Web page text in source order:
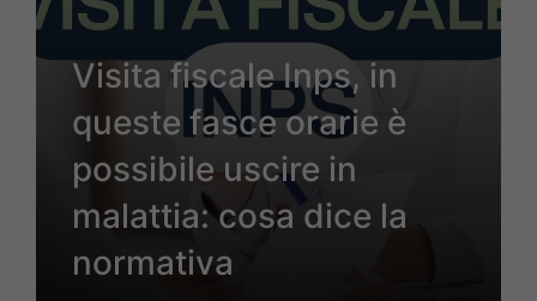
Visita fiscale Inps, in
queste fasce orarie è
possibile uscire in
malattia: cosa dice la
normativa